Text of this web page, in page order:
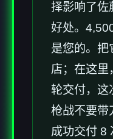
择影响了佐
好处。
是您的。把
店；在这里
轮交付，这
枪战不要带
成功交付 8